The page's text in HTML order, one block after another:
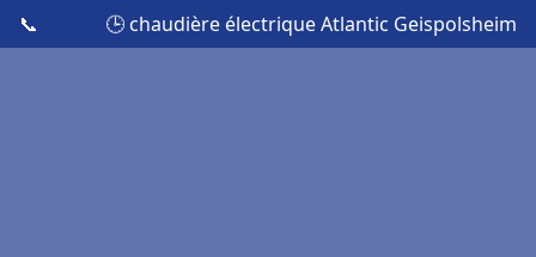
📞 🕒 chaudière électrique Atlantic Geispolsheim